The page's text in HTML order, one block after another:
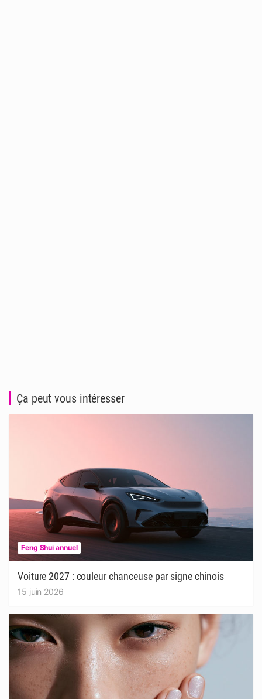
Ça peut vous intéresser
Feng Shui annuel
Voiture 2027 : couleur chanceuse par signe chinois
15 juin 2026